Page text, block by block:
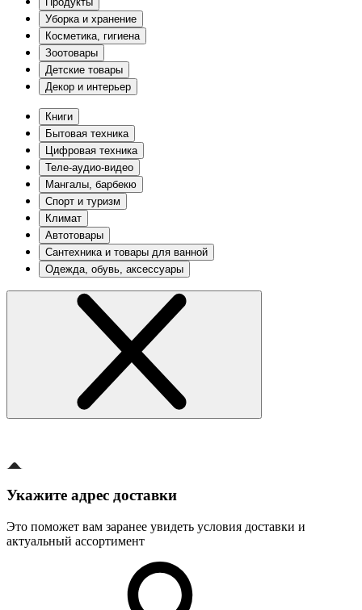
Уборка и хранение
Косметика, гигиена
Зоотовары
Детские товары
Декор и интерьер
Книги
Бытовая техника
Цифровая техника
Теле-аудио-видео
Мангалы, барбекю
Спорт и туризм
Климат
Автотовары
Сантехника и товары для ванной
Одежда, обувь, аксессуары
Укажите адрес доставки
Это поможет вам заранее увидеть условия доставки и
актуальный ассортимент